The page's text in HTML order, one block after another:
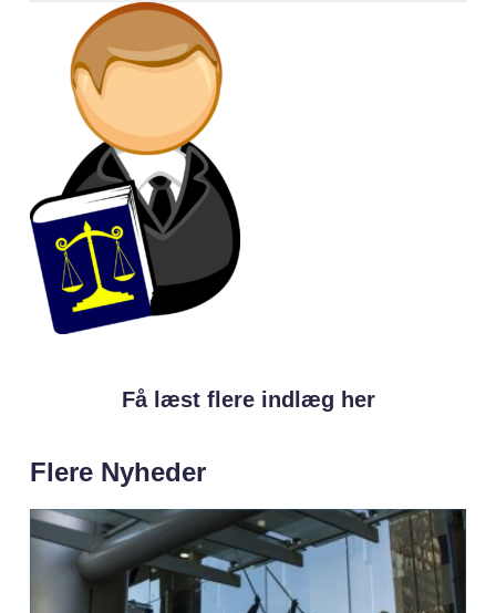
Få læst flere indlæg her
Flere Nyheder